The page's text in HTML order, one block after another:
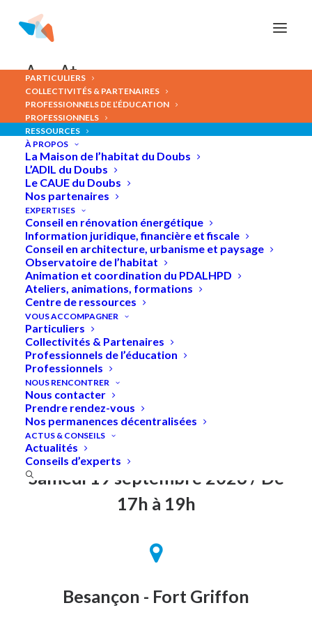
PARTICULIERS
COLLECTIVITÉS & PARTENAIRES
PROFESSIONNELS DE L’ÉDUCATION
PROFESSIONNELS
RESSOURCES
À PROPOS
La Maison de l’habitat du Doubs
L’ADIL du Doubs
Le CAUE du Doubs
Nos partenaires
EXPERTISES
Conseil en rénovation énergétique
Information juridique, financière et fiscale
Conseil en architecture, urbanisme et paysage
Observatoire de l’habitat
Animation et coordination du PDALHPD
Ateliers, animations, formations
Centre de ressources
VOUS ACCOMPAGNER
Particuliers
Collectivités & Partenaires
Professionnels de l’éducation
Professionnels
NOUS RENCONTRER
Nous contacter
Prendre rendez-vous
Nos permanences décentralisées
ACTUS & CONSEILS
Actualités
Conseils d’experts
A- A+
Journéeseuropéennesdu
patrimoine
de paysage
FortGriffon
Accueil»Journées européennes du patrimoine 2026 /
Lecture de paysage + Visite du Fort Griffon à Besançon
Samedi 19 septembre 2026 / De
17h à 19h
Besançon - Fort Griffon